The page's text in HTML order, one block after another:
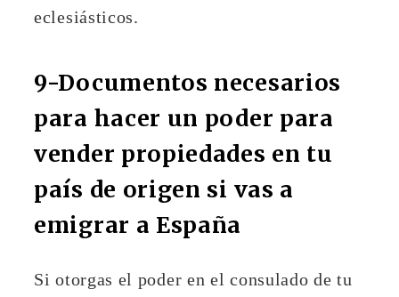
eclesiásticos.
9-Documentos necesarios
para hacer un poder para
vender propiedades en tu
país de origen si vas a
emigrar a España
Si otorgas el poder en el consulado de tu